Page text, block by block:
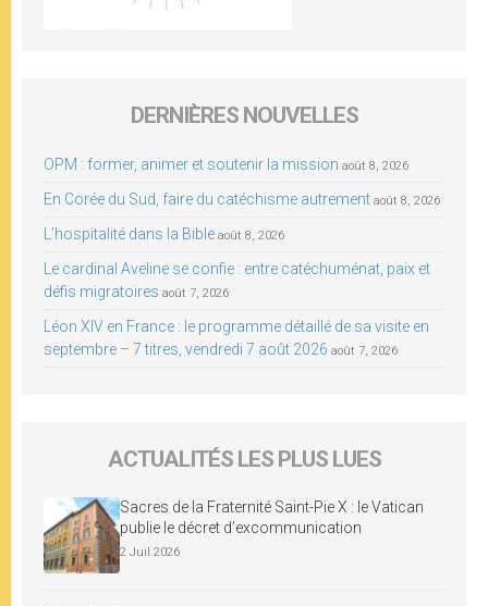
DERNIÈRES NOUVELLES
OPM : former, animer et soutenir la mission août 8, 2026
En Corée du Sud, faire du catéchisme autrement août 8, 2026
L’hospitalité dans la Bible août 8, 2026
Le cardinal Aveline se confie : entre catéchuménat, paix et
défis migratoires août 7, 2026
Léon XIV en France : le programme détaillé de sa visite en
septembre – 7 titres, vendredi 7 août 2026 août 7, 2026
ACTUALITÉS LES PLUS LUES
Sacres de la Fraternité Saint-Pie X : le Vatican
publie le décret d’excommunication
2 Juil 2026